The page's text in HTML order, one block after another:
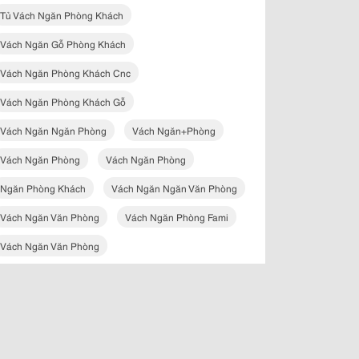
Tủ Vách Ngăn Phòng Khách
Vách Ngăn Gỗ Phòng Khách
Vách Ngăn Phòng Khách Cnc
Vách Ngăn Phòng Khách Gỗ
Vách Ngăn Ngăn Phòng Vách Ngăn+phòng
Vách Ngăn Phòng Vách Ngăn Phòng
Ngăn Phòng Khách Vách Ngăn Ngăn Văn Phòng
Vách Ngăn Văn Phòng Vách Ngăn Phòng Fami
Vách Ngăn Văn Phòng